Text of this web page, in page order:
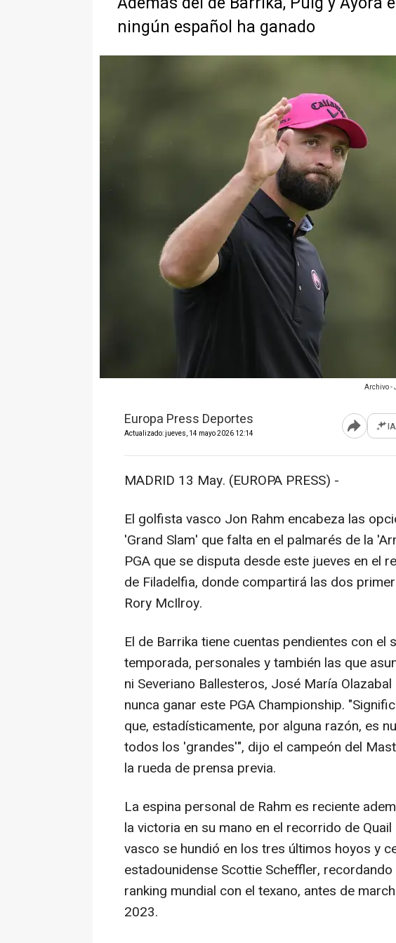
ningún español ha ganado
Archivo -
Europa Press Deportes
Actualizado: jueves, 14 mayo 2026 12:14 Abrir IA
MADRID 13 May. (EUROPA PRESS) -
El golfista vasco Jon Rahm encabeza las
'Grand Slam' que falta en el palmarés de la
PGA que se disputa desde este jueves en el
de Filadelfia, donde compartirá las dos
Rory McIlroy.
El de Barrika tiene cuentas pendientes con el
temporada, personales y también las que
ni Severiano Ballesteros, José María
nunca ganar este PGA Championship.
que, estadísticamente, por alguna razón, es
todos los 'grandes'", dijo el campeón del
la rueda de prensa previa.
La espina personal de Rahm es reciente
la victoria en su mano en el recorrido de
vasco se hundió en los tres últimos hoyos y
estadounidense Scottie Scheffler,
ranking mundial con el texano, antes de
2023.